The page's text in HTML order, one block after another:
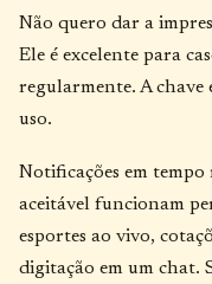
Não quero dar a
Ele é excelente para
regularmente. A chave
uso.
Notificações em tempo
aceitável funcionam
esportes ao vivo,
digitação em um chat.